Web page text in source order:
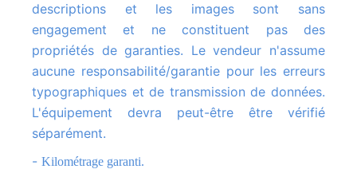
descriptions et les images sont sans
engagement et ne constituent pas des
propriétés de garanties. Le vendeur n'assume
aucune responsabilité/garantie pour les erreurs
typographiques et de transmission de données.
L'équipement devra peut-être être vérifié
séparément.
Kilométrage garanti.